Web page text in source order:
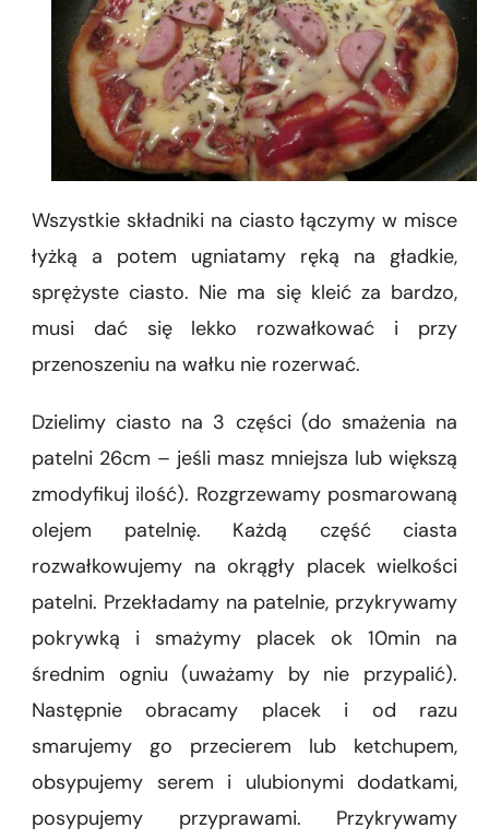
Wszystkie składniki na ciasto łączymy w misce
łyżką a potem ugniatamy ręką na gładkie,
sprężyste ciasto. Nie ma się kleić za bardzo,
musi dać się lekko rozwałkować i przy
przenoszeniu na wałku nie rozerwać.
Dzielimy ciasto na 3 części (do smażenia na
patelni 26cm – jeśli masz mniejsza lub większą
zmodyfikuj ilość). Rozgrzewamy posmarowaną
olejem patelnię. Każdą część ciasta
rozwałkowujemy na okrągły placek wielkości
patelni. Przekładamy na patelnie, przykrywamy
pokrywką i smażymy placek ok 10min na
średnim ogniu (uważamy by nie przypalić).
Następnie obracamy placek i od razu
smarujemy go przecierem lub ketchupem,
obsypujemy serem i ulubionymi dodatkami,
posypujemy przyprawami. Przykrywamy